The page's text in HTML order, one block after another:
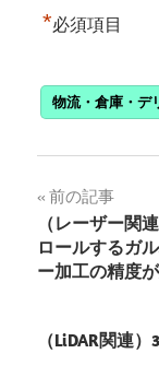
*必須項目
物流・倉庫・デ
投
稿
ナ
ビ
前の記事
（レーザー関
ロールするガ
ー加工の精度
（LiDAR関連